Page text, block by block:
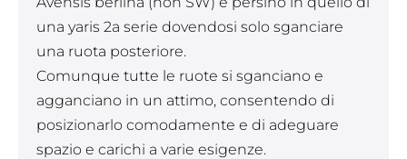
una yaris 2a serie dovendosi solo sganciare
una ruota posteriore.
Comunque tutte le ruote si sganciano e
agganciano in un attimo, consentendo di
posizionarlo comodamente e di adeguare
spazio e carichi a varie esigenze.